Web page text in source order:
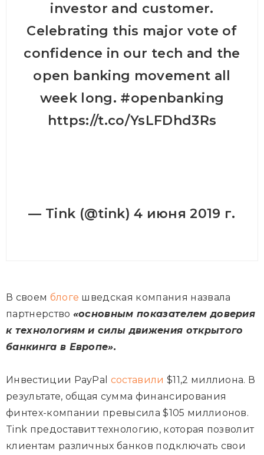
investor and customer.
Celebrating this major vote of
confidence in our tech and the
open banking movement all
week long. #openbanking
https://t.co/YsLFDhd3Rs
— Tink (@tink)4 июня 2019 г.
В своем блоге шведская компания назвала
партнерство «основным показателем доверия
к технологиям и силы движения открытого
банкинга в Европе».
Инвестиции PayPal составили $11,2 миллиона. В
результате, общая сумма финансирования
финтех-компании превысила $105 миллионов.
Tink предоставит технологию, которая позволит
клиентам различных банков подключать свои